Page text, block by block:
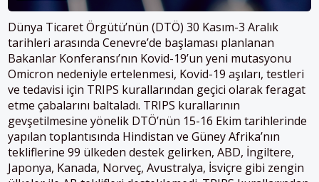
Dünya Ticaret Örgütü’nün (DTÖ) 30 Kasım-3 Aralık
tarihleri arasında Cenevre’de başlaması planlanan
Bakanlar Konferansı’nın Kovid-19’un yeni mutasyonu
Omicron nedeniyle ertelenmesi, Kovid-19 aşıları, testleri
ve tedavisi için TRIPS kurallarından geçici olarak feragat
etme çabalarını baltaladı. TRIPS kurallarının
gevşetilmesine yönelik DTÖ’nün 15-16 Ekim tarihlerinde
yapılan toplantısında Hindistan ve Güney Afrika’nın
tekliflerine 99 ülkeden destek gelirken, ABD, İngiltere,
Japonya, Kanada, Norveç, Avustralya, İsviçre gibi zengin